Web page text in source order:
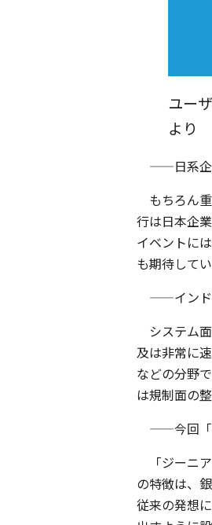
ユー
より
——日系企
もちろん
行は日本企
イベントに
も期待してい
——インド
システム
及は非常に
などの分野
は規制面の
——今回「
「ジーニ
の特徴は、
従来の発想